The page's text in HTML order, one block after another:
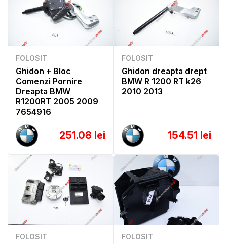
FOLOSIT
Ghidon + Bloc
Comenzi Pornire
Dreapta BMW
R1200RT 2005 2009
7654916
251.08 lei
FOLOSIT
Ghidon dreapta drept
BMW R 1200 RT k26
2010 2013
154.51 lei
FOLOSIT FOLOSIT